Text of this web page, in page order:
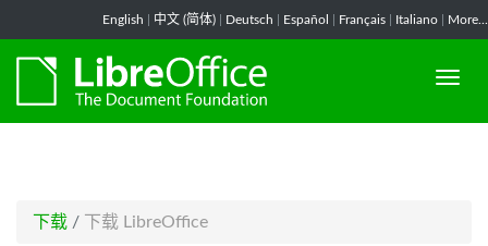
English 中文 (简体) Deutsch Español Français Italiano More...
下载 / 下载 LibreOffice